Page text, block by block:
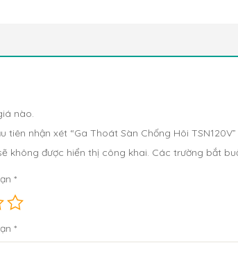
nào.
tiên nhận xét “Ga Thoát Sàn Chống Hôi TSN120V”
không được hiển thị công khai. Các trường bắt
*
*